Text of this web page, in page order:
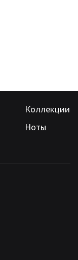
Коллекции
Ноты